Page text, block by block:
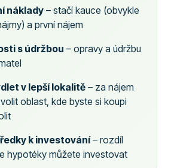
náklady – stačí kauce (obvykle
a první nájem
s údržbou – opravy a údržbu
v lepší lokalitě – za nájem
oblast, kde byste si koupi
k investování– rozdíl
hypotéky můžete investovat